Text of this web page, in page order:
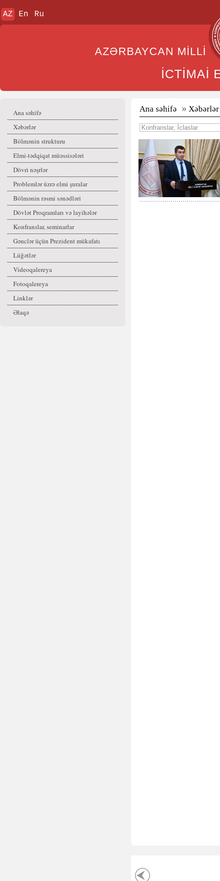
AZ En Ru
AZƏRBAYCAN
İCTİMAİ
Ana səhifə
Xəbərlər
Bölmənin strukturu
Elmi-tədqiqat müəssisələri
Dövri nəşrlər
Problemlər üzrə elmi şuralar
Bölmənin rəsmi sənədləri
Dövlət Proqramları və layihələr
Konfranslar, seminarlar
Gənclər üçün Prezident mükafatı
Lüğətlər
Videoqalereya
Fotoqalereya
Linklər
Əlaqə
Ana səhifə Xəbərlər